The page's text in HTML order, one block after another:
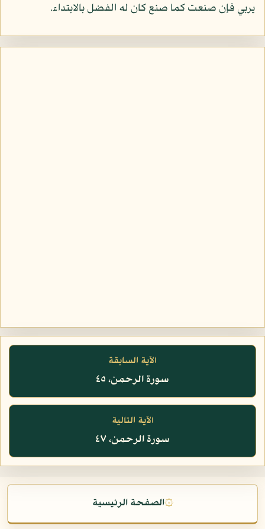
يربي فإن صنعت كما صنع كان له الفضل بالابتداء.
الآية السابقة
سورة الرحمن، ٤٥
الآية التالية
سورة الرحمن، ٤٧
۞الصفحة الرئيسية